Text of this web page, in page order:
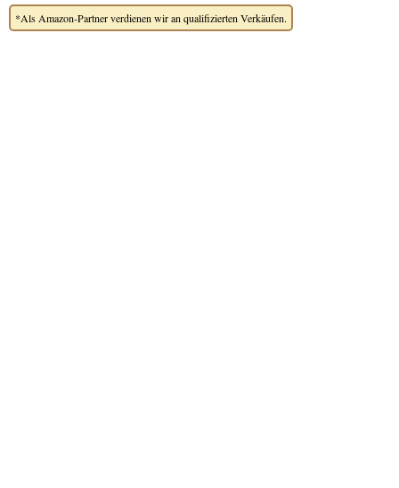
*Als Amazon-Partner verdienen wir an qualifizierten Verkäufen.